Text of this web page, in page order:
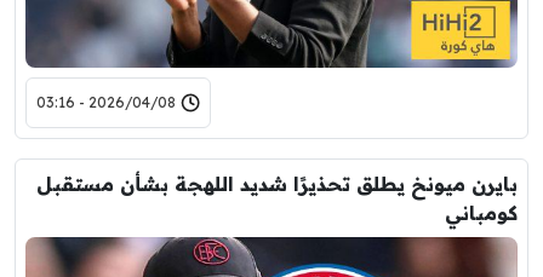
2026/04/08 - 03:16
بايرن ميونخ يطلق تحذيرًا شديد اللهجة بشأن مستقبل
كومباني